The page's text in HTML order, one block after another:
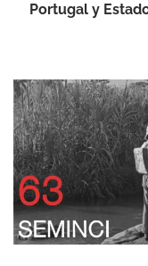
Portugal y